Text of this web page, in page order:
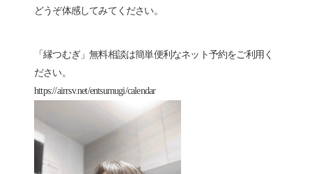
どうぞ体感してみてください。
「縁つむぎ」無料相談は簡単便利なネット予約をご利用く
ださい。
https://airrsv.net/entsumugi/calendar